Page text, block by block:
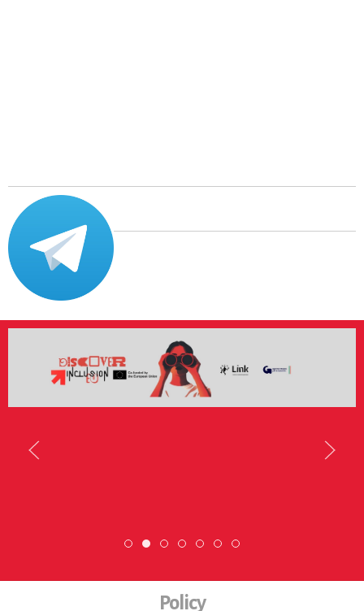
Scopri dove sono i nostri volontari
DiscoverEu Inclusion
Scambio Giovanile » 19 -
ESC » Volontariato
Policy